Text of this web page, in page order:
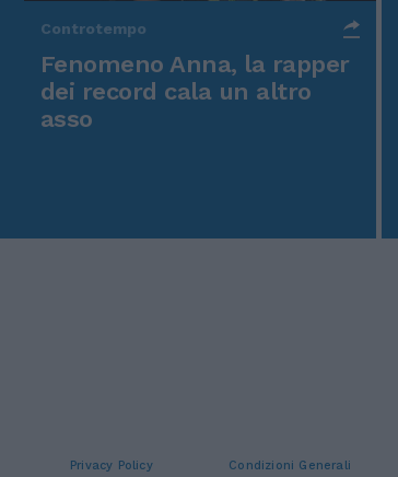
Controtempo
Fenomeno Anna, la rapper
dei record cala un altro
asso
Privacy Policy Condizioni Generali